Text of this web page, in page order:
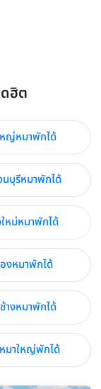
ฮิต
หญ่หมาพักได้
บุรีหมาพักได้
หม่หมาพักได้
งหมาพักได้
ช้างหมาพักได้
มาใหญ่พักได้